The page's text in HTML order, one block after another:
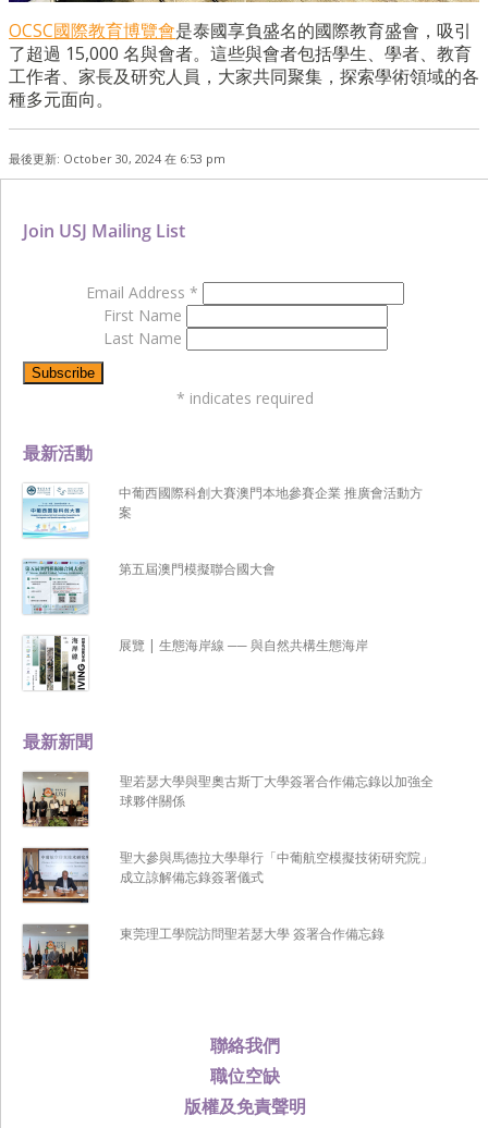
OCSC國際教育博覽會是泰國享負盛名的國際教育盛會，吸引
了超過 15,000 名與會者。這些與會者包括學生、學者、教育
工作者、家長及研究人員，大家共同聚集，探索學術領域的各
種多元面向。
最後更新: October 30, 2024 在 6:53 pm
聯絡我們
職位空缺
版權及免責聲明
最新新聞
聖若瑟大學與聖奧古斯丁大學簽署合作備忘錄以加強全
球夥伴關係
聖大參與馬德拉大學舉行「中葡航空模擬技術研究院」
成立諒解備忘錄簽署儀式
東莞理工學院訪問聖若瑟大學 簽署合作備忘錄
最新活動
中葡西國際科創大賽澳門本地參賽企業 推廣會活動方
案
第五屆澳門模擬聯合國大會
展覽 | 生態海岸線 ── 與自然共構生態海岸
Join USJ Mailing List
Email Address *
First Name
Last Name
* indicates required